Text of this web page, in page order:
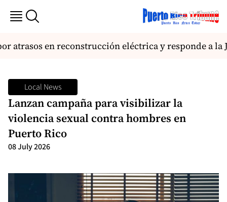
atrasos en reconstrucción eléctrica y responde a la
Local News
Lanzan campaña para visibilizar la
violencia sexual contra hombres en
Puerto Rico
08 July 2026